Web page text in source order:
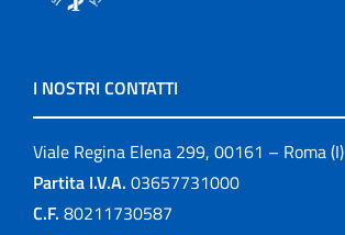
I NOSTRI CONTATTI
Viale Regina Elena 299, 00161 – Roma (I)
Partita I.V.A. 03657731000
C.F. 80211730587